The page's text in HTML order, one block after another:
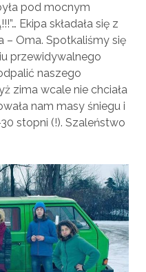
pod mocnym
Ekipa składała się z
– Oma. Spotkaliśmy się
przewidywalnego
naszego
zima wcale nie chciała
nam masy śniegu i
stopni (!). Szaleństwo